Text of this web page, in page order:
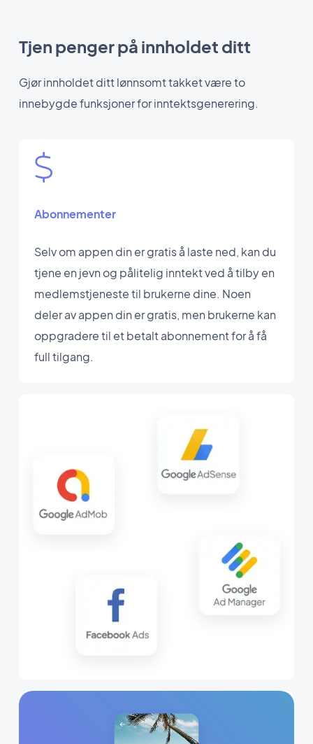
Tjen penger på innholdet ditt
Gjør innholdet ditt lønnsomt takket være to
innebygde funksjoner for inntektsgenerering.
Abonnementer
Selv om appen din er gratis å laste ned, kan du
tjene en jevn og pålitelig inntekt ved å tilby en
medlemstjeneste til brukerne dine. Noen
deler av appen din er gratis, men brukerne kan
oppgradere til et betalt abonnement for å få
full tilgang.